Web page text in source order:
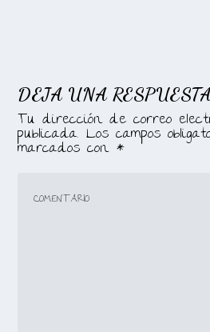
DEJA UNA
Tu dirección de correo
publicada. Los campos
marcados con *